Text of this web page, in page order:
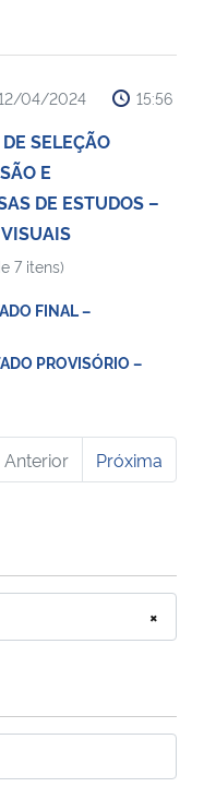
04/2024 15:56
SELEÇÃO
E
DE ESTUDOS –
7 itens)
FINAL –
PROVISÓRIO –
Anterior Próxima
×